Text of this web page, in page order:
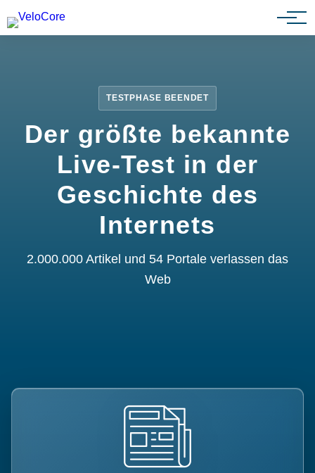
Partnerprogramm
TESTPHASE BEENDET
Der größte bekannte
Live-Test in der
Geschichte des
Internets
2.000.000 Artikel und 54 Portale verlassen das
Web